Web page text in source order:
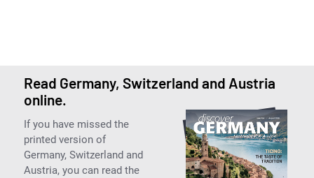
Read Germany, Switzerland and Austria
online.
If you have missed the
printed version of
Germany, Switzerland and
Austria, you can read the